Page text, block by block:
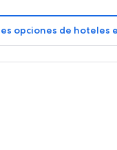
opciones de hoteles